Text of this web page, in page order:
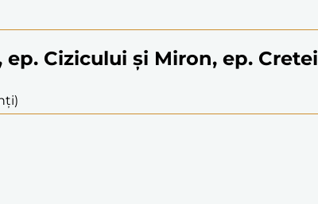
ep. Cizicului și Miron, ep. Cretei